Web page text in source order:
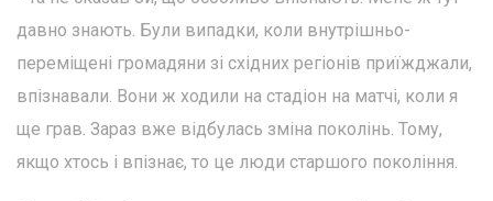
давно знають. Були випадки, коли внутрішньо-
переміщені громадяни зі східних регіонів приїжджали,
впізнавали. Вони ж ходили на стадіон на матчі, коли я
ще грав. Зараз вже відбулась зміна поколінь. Тому,
якщо хтось і впізнає, то це люди старшого покоління.